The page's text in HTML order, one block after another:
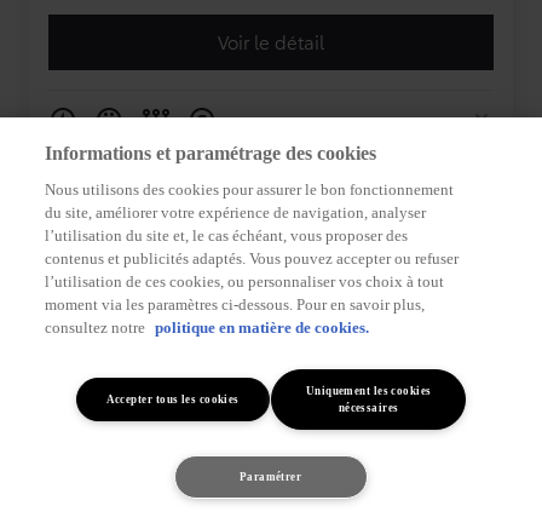
Informations et paramétrage des cookies
Nous utilisons des cookies pour assurer le bon fonctionnement
du site, améliorer votre expérience de navigation, analyser
l’utilisation du site et, le cas échéant, vous proposer des
contenus et publicités adaptés. Vous pouvez accepter ou refuser
l’utilisation de ces cookies, ou personnaliser vos choix à tout
moment via les paramètres ci-dessous. Pour en savoir plus,
consultez notre politique en matière de cookies.
Accepter tous les cookies
Uniquement les cookies
nécessaires
Paramétrer